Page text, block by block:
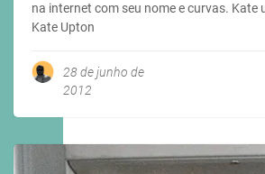
na internet com seu nome e curvas. Kate
Kate Upton
28 de junho de
2012